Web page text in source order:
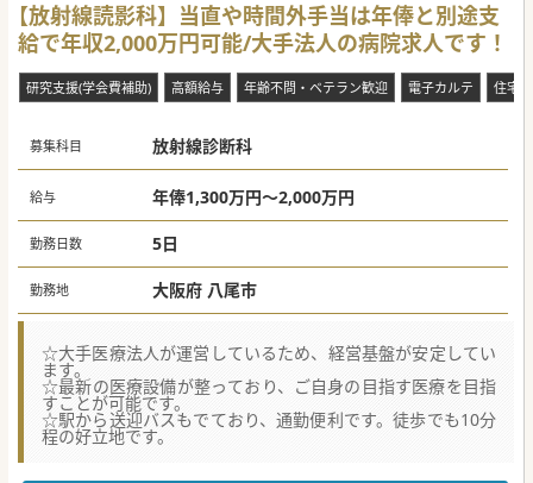
【放射線読影科】当直や時間外手当は年俸と別途支
給で年収2,000万円可能/大手法人の病院求人です！
研究支援(学会費補助) 高額給与 年齢不問・ベテラン歓迎 電子カルテ 住宅
募集科目 放射線診断科
給与 年俸1,300万円～2,000万円
勤務日数 5日
勤務地 大阪府 八尾市
☆大手医療法人が運営しているため、経営基盤が安定してい
ます。
☆最新の医療設備が整っており、ご自身の目指す医療を目指
すことが可能です。
☆駅から送迎バスもでており、通勤便利です。徒歩でも10分
程の好立地です。